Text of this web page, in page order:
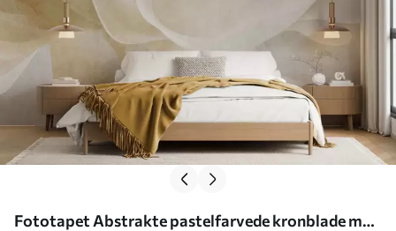
Fototapet Abstrakte pastelfarvede kronblade med